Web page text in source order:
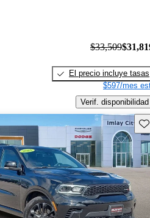
$33,509
El precio incluye tasas
$597/mes
Verif. disponibilidad